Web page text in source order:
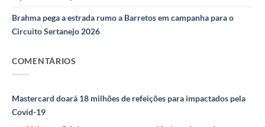
Brahma pega a estrada rumo a Barretos em campanha para o
Circuito Sertanejo 2026
COMENTÁRIOS
Mastercard doará 18 milhões de refeições para impactados pela
Covid-19